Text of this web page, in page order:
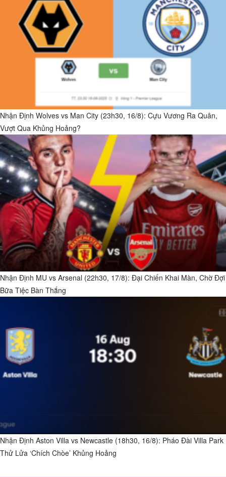
Nhận Định Wolves vs Man City (23h30, 16/8): Cựu Vương Ra Quân,
Vượt Qua Khủng Hoảng?
Nhận Định MU vs Arsenal (22h30, 17/8): Đại Chiến Khai Màn, Chờ Đợi
Bữa Tiệc Bàn Thắng
Nhận Định Aston Villa vs Newcastle (18h30, 16/8): Pháo Đài Villa Park
Thử Lửa ‘Chích Chòe’ Khủng Hoảng